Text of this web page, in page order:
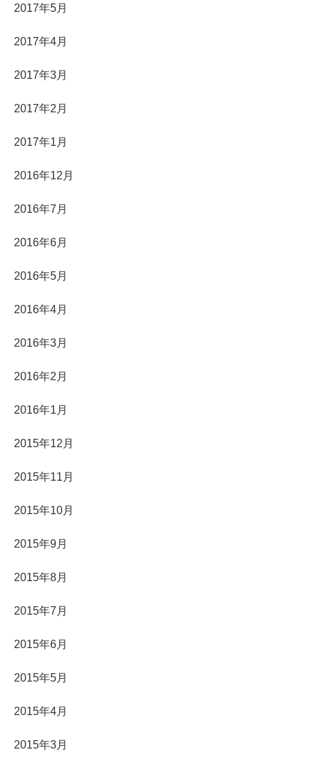
2017年5月
2017年4月
2017年3月
2017年2月
2017年1月
2016年12月
2016年7月
2016年6月
2016年5月
2016年4月
2016年3月
2016年2月
2016年1月
2015年12月
2015年11月
2015年10月
2015年9月
2015年8月
2015年7月
2015年6月
2015年5月
2015年4月
2015年3月